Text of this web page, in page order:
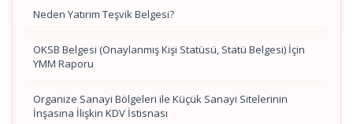
Neden Yatırım Teşvik Belgesi?
OKSB Belgesi (Onaylanmış Kişi Statüsü, Statü Belgesi) İçin
YMM Raporu
Organize Sanayi Bölgeleri ile Küçük Sanayi Sitelerinin
İnşasına İlişkin KDV İstisnası